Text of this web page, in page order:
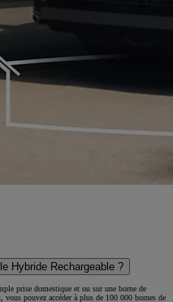
Hybride Rechargeable ?
prise domestique et ou sur une borne de
pouvez accéder à plus de 100 000 bornes de